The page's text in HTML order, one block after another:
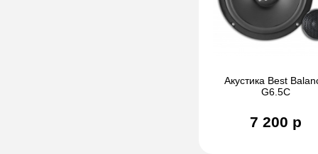
Акустика Best
G6.5C
7 200 р